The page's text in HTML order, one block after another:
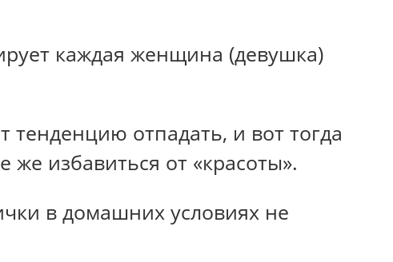
каждая женщина (девушка)
отпадать, и вот тогда
избавиться от «красоты».
в домашних условиях не